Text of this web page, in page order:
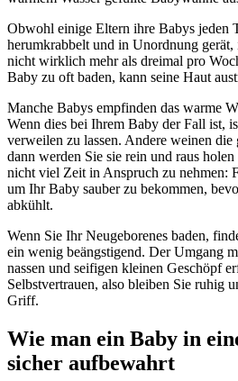
Obwohl einige Eltern ihre Babys jeden
herumkrabbelt und in Unordnung gerät,
nicht wirklich mehr als dreimal pro
Baby zu oft baden, kann seine Haut
Manche Babys empfinden das warme
Wenn dies bei Ihrem Baby der Fall ist,
verweilen zu lassen. Andere weinen
dann werden Sie sie rein und raus
nicht viel Zeit in Anspruch zu nehmen:
um Ihr Baby sauber zu bekommen,
abkühlt.
Wenn Sie Ihr Neugeborenes baden,
ein wenig beängstigend. Der Umgang
nassen und seifigen kleinen Geschöpf
Selbstvertrauen, also bleiben Sie ruhig
Griff.
Wie man ein Baby in
sicher aufbewahrt